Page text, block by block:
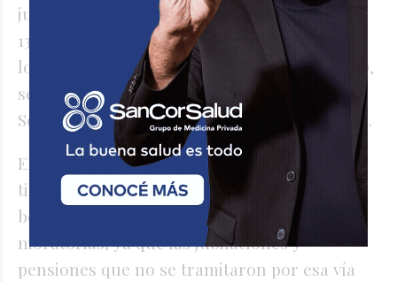
jubilaciones y pensiones aumentaron un
130%, pasando de 3,1 millones de beneficios a
los 7,2 millones actuales (septiembre de 2024),
según datos del Boletín Estadístico de
Seguridad Social (BESS) que elabora la ANSES.
El aumento en jubilaciones en el último
tiempo se explica por la incorporación de
beneficios otorgados a través de las
moratorias, ya que las jubilaciones y
pensiones que no se tramitaron por esa vía